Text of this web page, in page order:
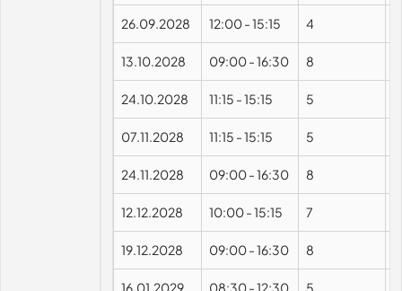
26.09.2028 12:00-15:15 4
13.10.2028 09:00-16:30 8
24.10.2028 11:15 -15:15 5
07.11.2028 11:15 -15:15 5
24.11.2028 09:00-16:30 8
12.12.2028 10:00-15:15 7
19.12.2028 09:00-16:30 8